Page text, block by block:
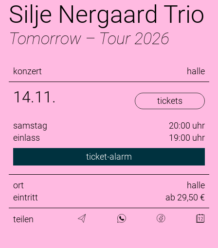
Silje Nergaard Trio
Tomorrow – Tour 2026
konzert halle
14.11. tickets
samstag
20:00 uhr
einlass
19:00 uhr
ticket-alarm
ort
halle
eintritt
ab 29,50 €
teilen